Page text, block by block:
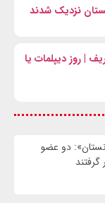
نزدیک شدند
| روز دیپلمات یا
دو عضو